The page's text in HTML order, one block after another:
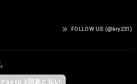
FOLLOW US (@kry231)
Pay ID 3回あと払い